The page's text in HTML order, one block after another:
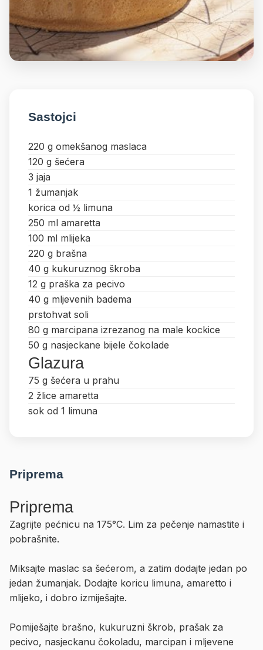
Sastojci
220 g omekšanog maslaca
120 g šećera
3 jaja
1 žumanjak
korica od ½ limuna
250 ml amaretta
100 ml mlijeka
220 g brašna
40 g kukuruznog škroba
12 g praška za pecivo
40 g mljevenih badema
prstohvat soli
80 g marcipana izrezanog na male kockice
50 g nasjeckane bijele čokolade
Glazura
75 g šećera u prahu
2 žlice amaretta
sok od 1 limuna
Priprema
Priprema
Zagrijte pećnicu na 175°C. Lim za pečenje namastite i
pobrašnite.
Miksajte maslac sa šećerom, a zatim dodajte jedan po
jedan žumanjak. Dodajte koricu limuna, amaretto i
mlijeko, i dobro izmiješajte.
Pomiješajte brašno, kukuruzni škrob, prašak za
pecivo, nasjeckanu čokoladu, marcipan i mljevene